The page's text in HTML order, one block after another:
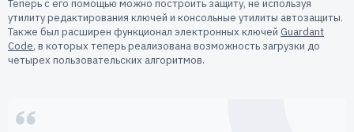
Теперь с его помощью можно построить защиту, не используя
утилиту редактирования ключей и консольные утилиты автозащиты.
Также был расширен функционал электронных ключей Guardant
Code, в которых теперь реализована возможность загрузки до
четырех пользовательских алгоритмов.